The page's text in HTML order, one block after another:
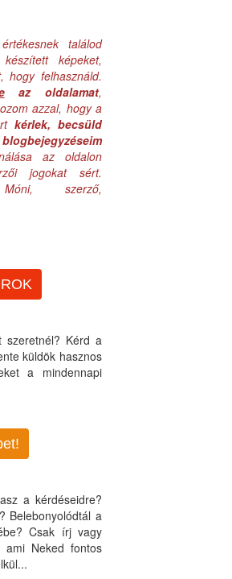
találod
képeket,
hogy felhasználd.
az oldalamat,
azzal, hogy a
kérlek, becsüld
az oldalon
jogokat sért.
szerző,
szeretnél? Kérd a
küldök hasznos
a mindennapi
a kérdéseidre?
Belebonyolódtál a
Csak írj vagy
ami Neked fontos